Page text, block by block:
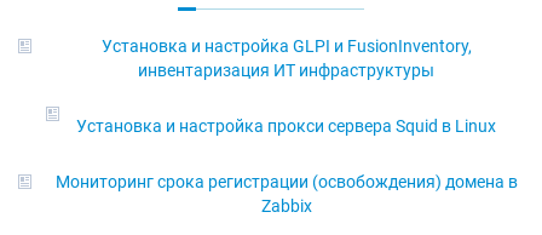
Установка и настройка GLPI и FusionInventory,
инвентаризация ИТ инфраструктуры
Установка и настройка прокси сервера Squid в Linux
Мониторинг срока регистрации (освобождения) домена в
Zabbix